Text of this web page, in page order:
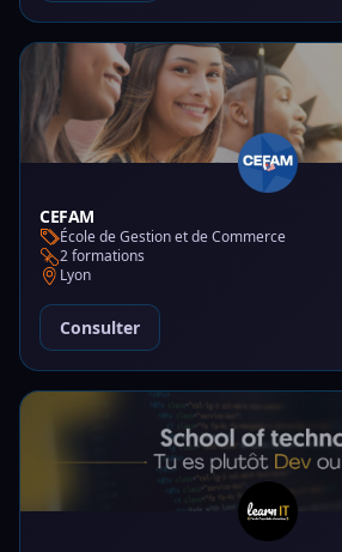
CEFAM
École de Gestion et de Commerce
2 formations
Lyon
Consulter